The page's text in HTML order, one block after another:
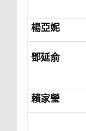
楊亞妮
鄧延俞
賴家瑩